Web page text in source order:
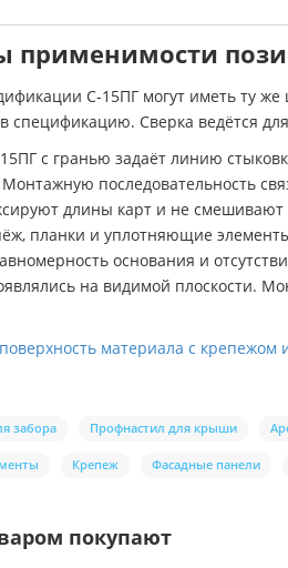
применимости
С-15ПГ могут иметь ту
спецификацию. Сверка ведётся
с гранью задаёт линию
последовательность
длины карт и не
планки и уплотняющие
основания и
на видимой плоскости.
материала с
забора Профнастил для крыши
Крепеж Фасадные панели
покупают